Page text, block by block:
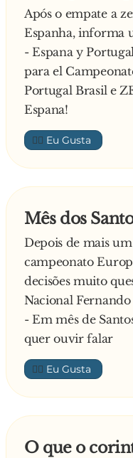
Após o empate a
Espanha, informa
- Espana y
para el
Portugal Brasil e
Espana!
👍🏼
Mês dos
Depois de mais
campeonato
decisões muito
Nacional Fernando
- Em mês de
quer ouvir falar
👍🏼
O que o